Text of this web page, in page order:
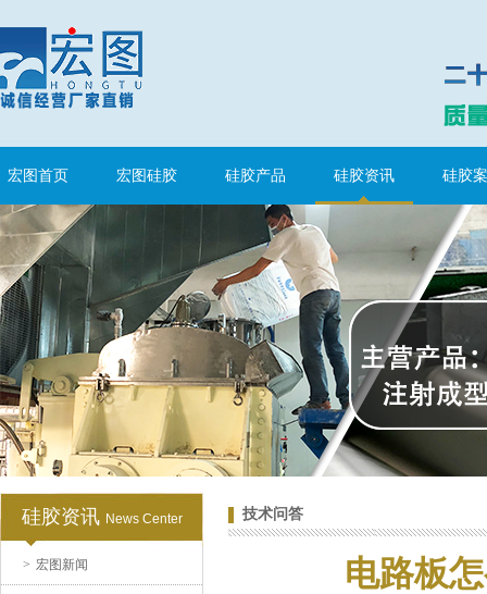
宏图首页 宏图硅胶 硅胶产品 硅胶资讯 硅胶
硅胶资讯 News Center
> 宏图新闻
水泥地暖模块模具硅胶
技术问答
电路板